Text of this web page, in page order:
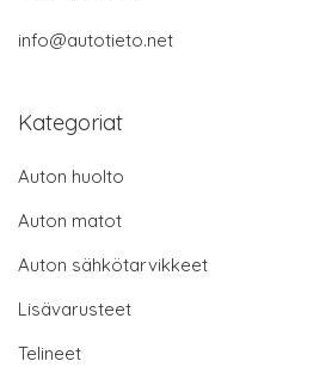
info@autotieto.net
Kategoriat
Auton huolto
Auton matot
Auton sähkötarvikkeet
Lisävarusteet
Telineet